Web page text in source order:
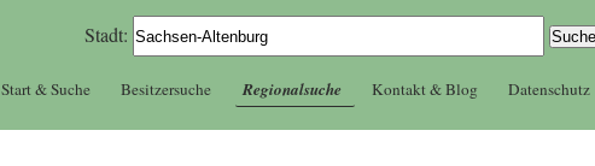
Stadt:
Start & Suche Besitzersuche Regionalsuche Kontakt & Blog Datenschutz